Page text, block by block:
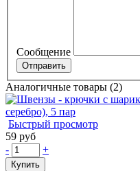
Сообщение
Аналогичные товары (2)
Быстрый просмотр
59 руб
-
+
Купить